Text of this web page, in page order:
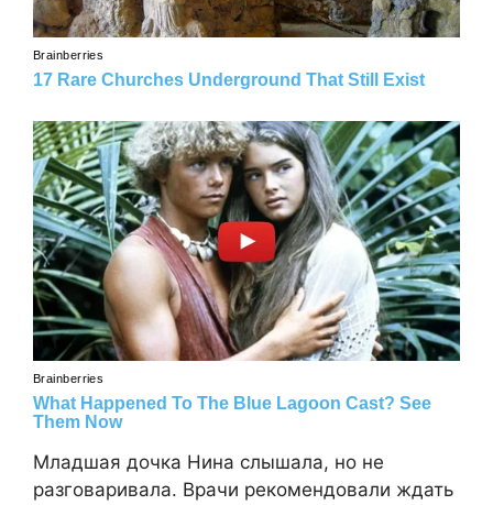
Младшая дочка Нина слышала, но не
разговаривала. Врачи рекомендовали ждать